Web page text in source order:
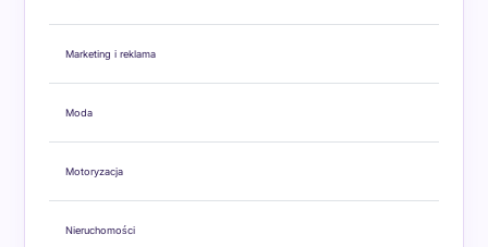
Marketing i reklama
Moda
Motoryzacja
Nieruchomości